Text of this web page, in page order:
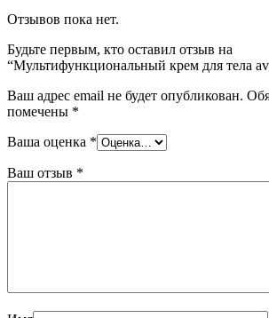
Отзывов пока нет.
Будьте первым, кто оставил отзыв на
“Мультифункциональный крем для тела
Ваш адрес email не будет опубликован.
помечены *
Ваша оценка *
Ваш отзыв *